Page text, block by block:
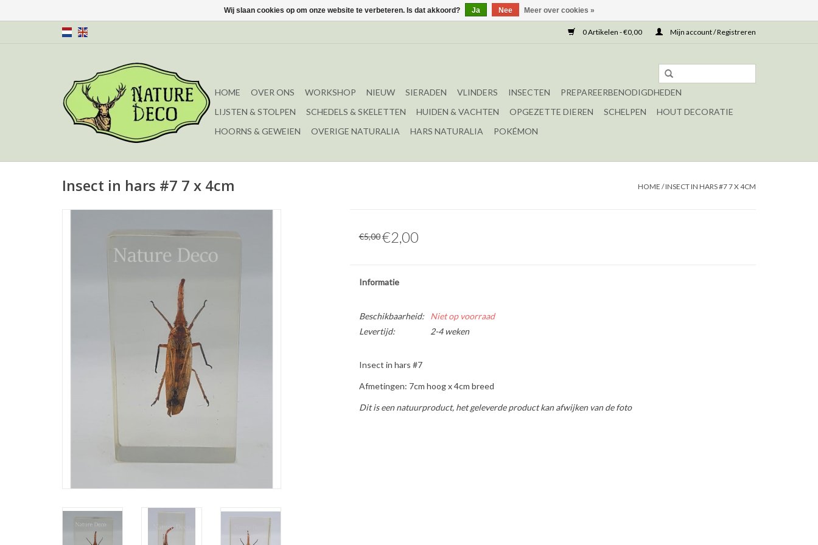
0 Artikelen - €0,00 Mijn account / Registreren
HOME OVER ONS WORKSHOP NIEUW SIERADEN VLINDERS INSECTEN
PREPAREERBENODIGDHEDEN
LIJSTEN & STOLPEN
SCHEDELS & SKELETTEN HUIDEN & VACHTEN OPGEZETTE DIEREN SCHELPEN
HOUT DECORATIE
HOORNS & GEWEIEN
OVERIGE NATURALIA HARS NATURALIA POKÉMON
Insect in hars #7 7 x 4cm HOME /INSECT IN HARS #7 7 X 4CM
€5,00 €2,00
Informatie
Beschikbaarheid:
Niet op voorraad
Levertijd:
2-4 weken
Insect in hars #7
Afmetingen: 7cm hoog x 4cm breed
Dit is een natuurproduct, het geleverde product kan afwijken van de foto
Wij slaan cookies op om onze website te verbeteren. Is dat akkoord? Ja Nee Meer over cookies »